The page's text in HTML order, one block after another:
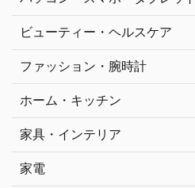
ビューティー・ヘルスケア
ファッション・腕時計
ホーム・キッチン
家具・インテリア
家電